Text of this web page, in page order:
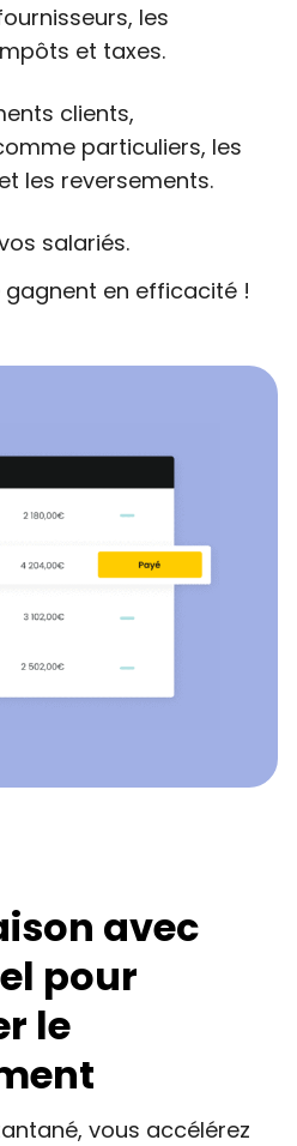
les
et taxes.
clients,
particuliers, les
les reversements.
salariés.
gagnent en efficacité !
avec
pour
le
vous accélérez